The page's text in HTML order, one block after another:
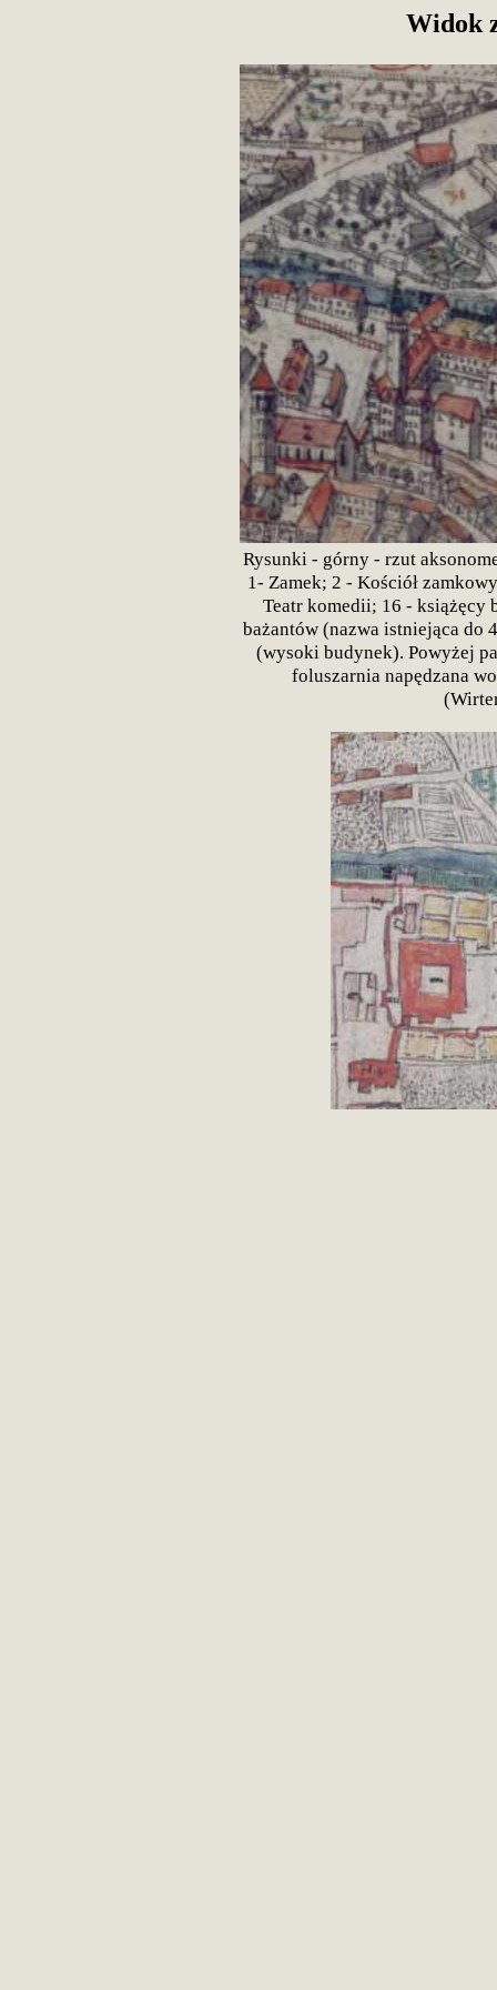
Widok
Rysunki - górny - rzut
1- Zamek; 2 - Kościół
Teatr komedii; 16 - książęcy
bażantów (nazwa istniejąca do
(wysoki budynek). Powyżej
foluszarnia napędzana